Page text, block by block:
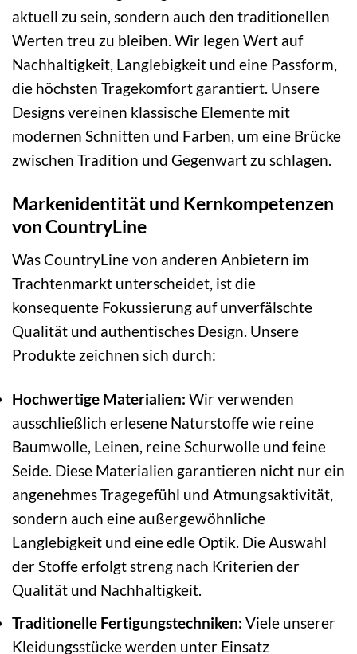
aktuell zu sein, sondern auch den traditionellen
Werten treu zu bleiben. Wir legen Wert auf
Nachhaltigkeit, Langlebigkeit und eine Passform,
die höchsten Tragekomfort garantiert. Unsere
Designs vereinen klassische Elemente mit
modernen Schnitten und Farben, um eine Brücke
zwischen Tradition und Gegenwart zu schlagen.
Markenidentität und Kernkompetenzen
von CountryLine
Was CountryLine von anderen Anbietern im
Trachtenmarkt unterscheidet, ist die
konsequente Fokussierung auf unverfälschte
Qualität und authentisches Design. Unsere
Produkte zeichnen sich durch:
Hochwertige Materialien: Wir verwenden
ausschließlich erlesene Naturstoffe wie reine
Baumwolle, Leinen, reine Schurwolle und feine
Seide. Diese Materialien garantieren nicht nur ein
angenehmes Tragegefühl und Atmungsaktivität,
sondern auch eine außergewöhnliche
Langlebigkeit und eine edle Optik. Die Auswahl
der Stoffe erfolgt streng nach Kriterien der
Qualität und Nachhaltigkeit.
Traditionelle Fertigungstechniken: Viele unserer
Kleidungsstücke werden unter Einsatz